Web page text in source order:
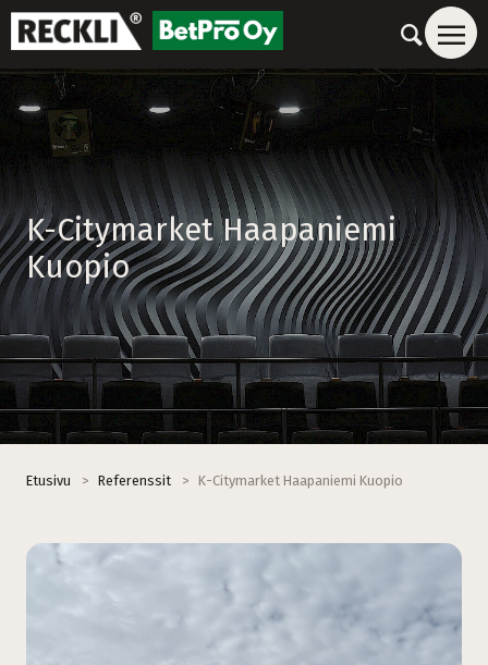
K-Citymarket Haapaniemi
Kuopio
Etusivu > Referenssit > K-Citymarket Haapaniemi Kuopio